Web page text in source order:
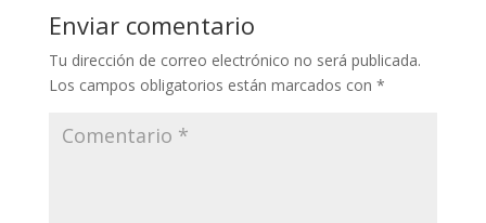
Enviar comentario
Tu dirección de correo electrónico no será publicada.
Los campos obligatorios están marcados con *